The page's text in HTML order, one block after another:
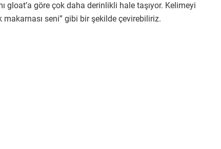
gloat’a göre çok daha derinlikli hale taşıyor. Kelimeyi
seni” gibi bir şekilde çevirebiliriz.